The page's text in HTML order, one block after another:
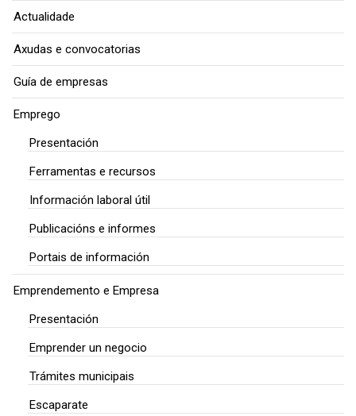
Actualidade
Axudas e convocatorias
Guía de empresas
Emprego
Presentación
Ferramentas e recursos
Información laboral útil
Publicacións e informes
Portais de información
Emprendemento e Empresa
Presentación
Emprender un negocio
Trámites municipais
Escaparate